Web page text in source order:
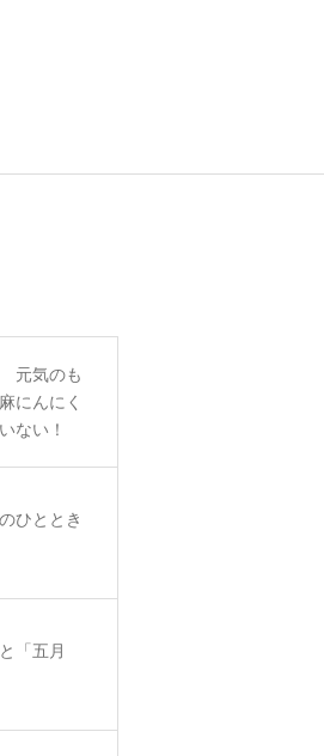
気のも
にんにく
ない！
ひととき
「五月